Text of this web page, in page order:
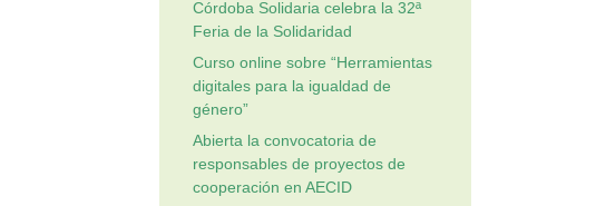
Córdoba Solidaria celebra la 32ª
Feria de la Solidaridad
Curso online sobre “Herramientas
digitales para la igualdad de
género”
Abierta la convocatoria de
responsables de proyectos de
cooperación en AECID